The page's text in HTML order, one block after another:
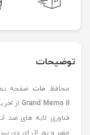
توضیحات
محافظ مات صفحه
Grand Memo II از
فناوری لایه های ضد
مضر و نور ال ای دی